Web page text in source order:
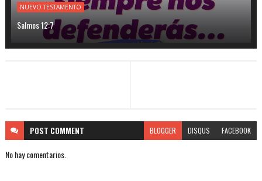
NUEVO TESTAMENTO
Salmos 12:7
POST COMMENT BLOGGER DISQUS FACEBOOK
No hay comentarios.